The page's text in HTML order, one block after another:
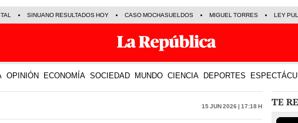
SINUANO RESULTADOS HOY CASO MOCHASUELDOS MIGUEL TORRES LEY
OPINIÓN ECONOMÍA SOCIEDAD MUNDO CIENCIA DEPORTES
15 Jun 2026 | 17:18 h TE